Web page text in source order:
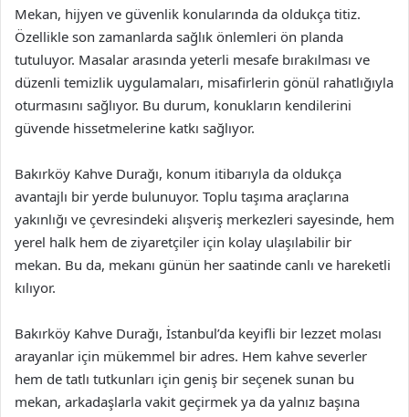
Mekan, hijyen ve güvenlik konularında da oldukça titiz.
Özellikle son zamanlarda sağlık önlemleri ön planda
tutuluyor. Masalar arasında yeterli mesafe bırakılması ve
düzenli temizlik uygulamaları, misafirlerin gönül rahatlığıyla
oturmasını sağlıyor. Bu durum, konukların kendilerini
güvende hissetmelerine katkı sağlıyor.
Bakırköy Kahve Durağı, konum itibarıyla da oldukça
avantajlı bir yerde bulunuyor. Toplu taşıma araçlarına
yakınlığı ve çevresindeki alışveriş merkezleri sayesinde, hem
yerel halk hem de ziyaretçiler için kolay ulaşılabilir bir
mekan. Bu da, mekanı günün her saatinde canlı ve hareketli
kılıyor.
Bakırköy Kahve Durağı, İstanbul’da keyifli bir lezzet molası
arayanlar için mükemmel bir adres. Hem kahve severler
hem de tatlı tutkunları için geniş bir seçenek sunan bu
mekan, arkadaşlarla vakit geçirmek ya da yalnız başına